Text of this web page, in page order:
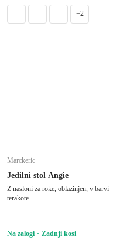
+2
Marckeric
Jedilni stol Angie
Z nasloni za roke, oblazinjen, v barvi
terakote
Na zalogi Zadnji kosi